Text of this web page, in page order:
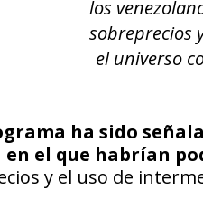
los
sobreprecios
el universo
ha sido
en el que habrían
y el uso de